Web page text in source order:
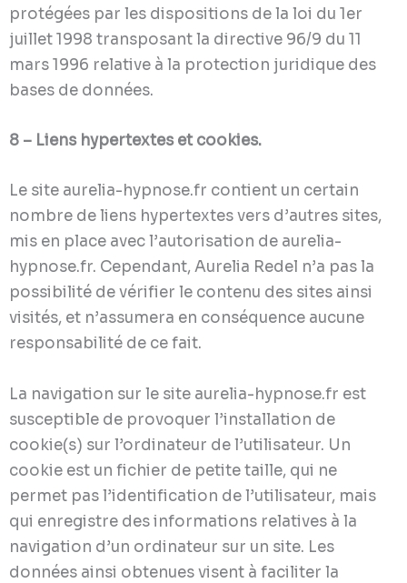
protégées par les dispositions de la loi du 1er
juillet 1998 transposant la directive 96/9 du 11
mars 1996 relative à la protection juridique des
bases de données.
8 – Liens hypertextes et cookies.
Le site aurelia-hypnose.fr contient un certain
nombre de liens hypertextes vers d’autres sites,
mis en place avec l’autorisation de aurelia-
hypnose.fr. Cependant, Aurelia Redel n’a pas la
possibilité de vérifier le contenu des sites ainsi
visités, et n’assumera en conséquence aucune
responsabilité de ce fait.
La navigation sur le site aurelia-hypnose.fr est
susceptible de provoquer l’installation de
cookie(s) sur l’ordinateur de l’utilisateur. Un
cookie est un fichier de petite taille, qui ne
permet pas l’identification de l’utilisateur, mais
qui enregistre des informations relatives à la
navigation d’un ordinateur sur un site. Les
données ainsi obtenues visent à faciliter la